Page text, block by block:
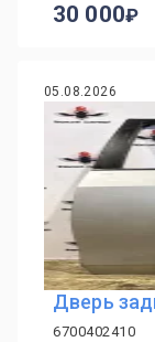
30 000
05.08.2026
Дверь
6700402410